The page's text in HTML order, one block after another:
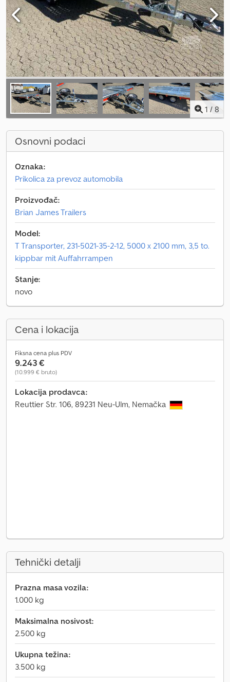
1 / 8
Osnovni podaci
Oznaka:
Prikolica za prevoz automobila
Proizvođač:
Brian James Trailers
Model:
T Transporter, 231-5021-35-2-12, 5000 x 2100 mm, 3,5 to.
kippbar mit Auffahrrampen
Stanje:
novo
Cena i lokacija
Fiksna cena plus PDV
9.243 €
(10.999 € bruto)
Lokacija prodavca:
Reuttier Str. 106, 89231 Neu-Ulm, Nemačka
Tehnički detalji
Prazna masa vozila:
1.000 kg
Maksimalna nosivost:
2.500 kg
Ukupna težina:
3.500 kg